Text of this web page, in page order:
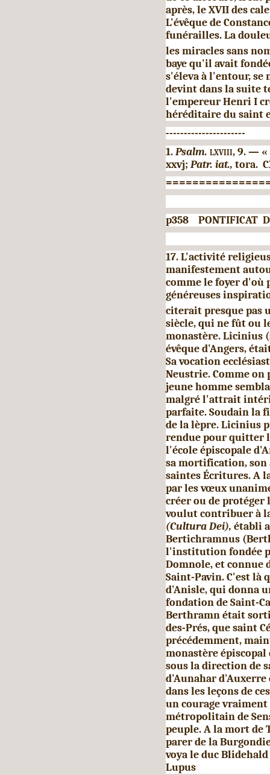
après, le XVII des
L'évêque de
funérailles. La
les miracles sans
baye qu'il avait
s'éleva à l'entour,
devint dans la suite
l'empereur Henri I
héréditaire du saint
----------------------
1.Psalm. lxviii,9. — «
xxvj; Patr. iat., tora.
p358 PONTIFICAT
17. L'activité
manifeste­ment
comme le foyer d'où
généreuses
citerait presque pas
siècle, qui ne fût ou
monastère. Licinius
évêque d'An­gers,
Sa vocation
Neustrie. Comme on
jeune homme
malgré l'attrait
parfaite. Soudain la
de la lèpre. Licinius
rendue pour quitter
l'é­cole épiscopale
sa mor­tification, son
saintes Écritures. A
par les vœux
créer ou de protéger
voulut contribuer à
(Cultura Dei), établi
Bertichramnus
l'insti­tution fondée
Domnole, et connue
Saint-Pavin. C'est là
d'Anisle, qui donna
fondation de Saint-
Berthramn était sorti
des-Prés, que saint
précédem­ment,
monastère
sous la direction de
d'Aunahar
dans les leçons de
un courage vraiment
métropolitain de
peuple. A la mort
parer de la
voya le duc
Lupus